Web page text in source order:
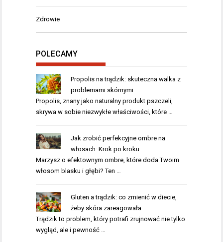
Zdrowie
POLECAMY
Propolis na trądzik: skuteczna walka z
problemami skórnymi
Propolis, znany jako naturalny produkt pszczeli,
skrywa w sobie niezwykłe właściwości, które …
Jak zrobić perfekcyjne ombre na
włosach: Krok po kroku
Marzysz o efektownym ombre, które doda Twoim
włosom blasku i głębi? Ten …
Gluten a trądzik: co zmienić w diecie,
żeby skóra zareagowała
Trądzik to problem, który potrafi zrujnować nie tylko
wygląd, ale i pewność …